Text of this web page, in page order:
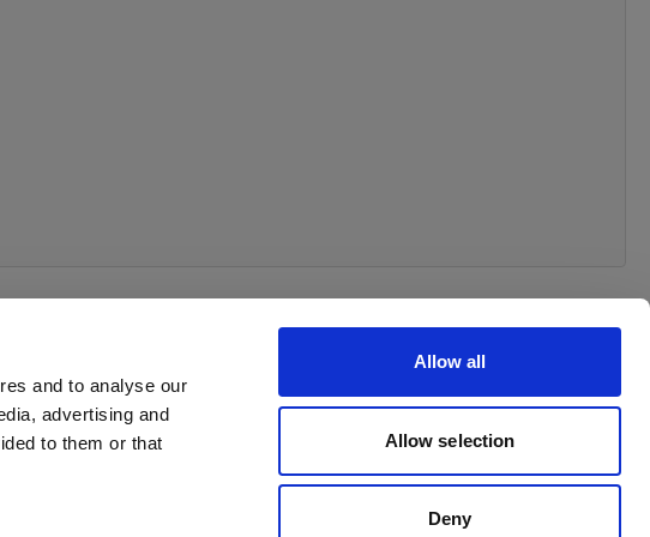
and to analyse our
advertising and
to them or that
Allow all
Allow selection
Deny
your order